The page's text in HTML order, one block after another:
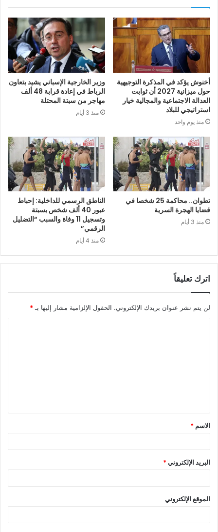
أخنوش يؤكد في المذكرة التوجيهية
حول ميزانية 2027 أن ثوابت
العدالة الاجتماعية والمجالية خيار
استراتيجي للبلاد
منذ يوم واحد
وزير الخارجية الإسباني يشيد بتعاون
الرباط في إعادة قرابة 48 ألف
مهاجر من سبتة المحتلة
منذ 3 أيام
تطوان.. محاكمة 25 شخصا في
قضايا الهجرة السرية
منذ 3 أيام
الناطق الرسمي للداخلية: إحباط
عبور 40 ألف شخص بسبتة
وتسجيل 11 وفاة والسبب “التضليل
الرقمي”
منذ 4 أيام
اترك تعليقاً
لن يتم نشر عنوان بريدك الإلكتروني. الحقول الإلزامية مشار إليها بـ*
ق
*
الاسم *
البريد الإلكتروني*
الموقع الإلكتروني